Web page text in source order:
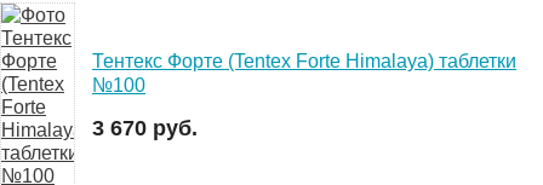
Тентекс Форте (Tentex Forte Himalaya) таблетки
№100
3 670 руб.